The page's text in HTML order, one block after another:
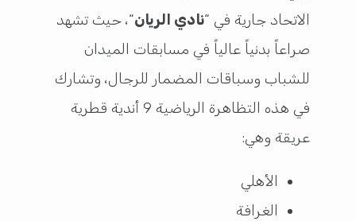
الاتحاد جارية في “نادي الريان“، حيث تشهد
صراعاً بدنياً عالياً في مسابقات الميدان
للشباب وسباقات المضمار للرجال، وتشارك
في هذه التظاهرة الرياضية 9 أندية قطرية
عريقة وهي:
الأهلي
الغرافة